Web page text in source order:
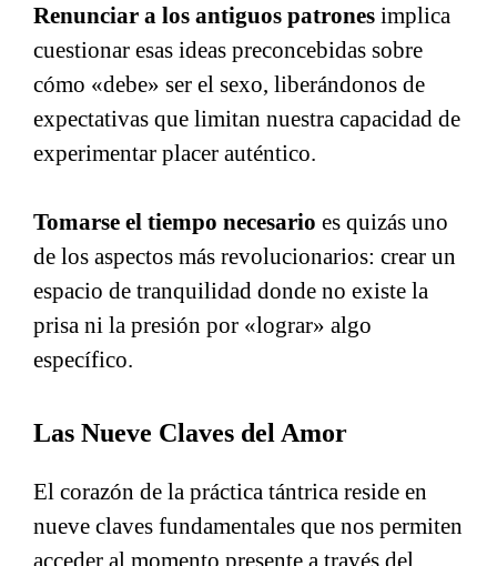
Renunciar a los antiguos patrones implica
cuestionar esas ideas preconcebidas sobre
cómo «debe» ser el sexo, liberándonos de
expectativas que limitan nuestra capacidad de
experimentar placer auténtico.
Tomarse el tiempo necesario es quizás uno
de los aspectos más revolucionarios: crear un
espacio de tranquilidad donde no existe la
prisa ni la presión por «lograr» algo
específico.
Las Nueve Claves del Amor
El corazón de la práctica tántrica reside en
nueve claves fundamentales que nos permiten
acceder al momento presente a través del